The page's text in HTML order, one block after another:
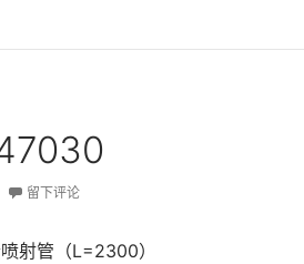
留下评论
射管（L=2300）